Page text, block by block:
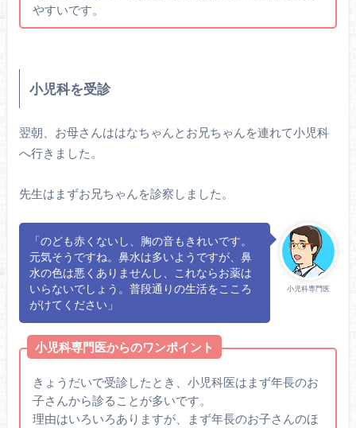
やすいです。
小児科を受診
翌朝、お母さんははなちゃんとお兄ちゃんを連れて小児科
へ行きました。
先生はまずお兄ちゃんを診察しました。
小児科専門医
「のども赤くないし、胸の音もきれいです。
元気そうですね。鼻水は多いようですが、鼻
水の色は悪くありませんし、これならお薬は
いらないでしょう。普段通りの生活をこころ
がけてください」
小児科専門医からのワンポイント
きょうだいで受診したとき、小児科医はまず年長のお
子さんから診ることが多いです。
理由はいろいろありますが、まず年長のお子さんのほ